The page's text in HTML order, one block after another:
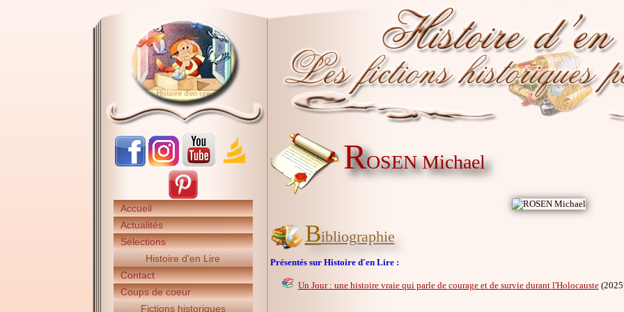
Accueil
Actualités
Sélections
Histoire d'en Lire
Contact
Coups de coeur
Fictions historiques
ROSEN Michael
Bibliographie
Présentés sur Histoire d'en Lire :
Un Jour : une histoire vraie qui parle de courage et de survie durant l'Holocauste